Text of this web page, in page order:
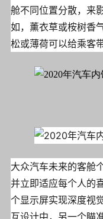
舱不同位置分散，来
如，薰衣草或桉树香
松或薄荷可以给乘客
大众汽车未来的客舱
并立即适应每个人的
个显示屏实现深度视
互设计中，另一个瞄